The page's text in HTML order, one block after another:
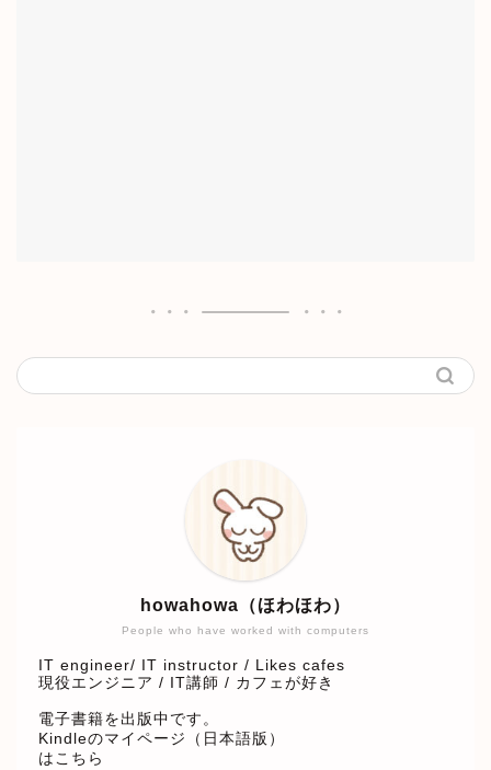
People who have worked with computers
howahowa（ほわほわ）
IT engineer/ IT instructor / Likes cafes
現役エンジニア / IT講師 / カフェが好き
電子書籍を出版中です。
Kindleのマイページ（日本語版）
はこちら